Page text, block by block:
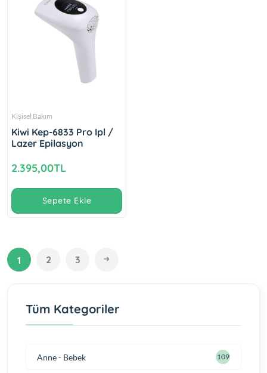
Kişisel Bakım
Kiwi Kep-6833 Pro Ipl /
Lazer Epilasyon
2.395,00TL
Sepete Ekle
1 2 3
Tüm Kategoriler
Anne - Bebek 109